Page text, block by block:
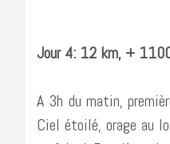
Jour 4: 12 km, +
A 3h du matin,
Ciel étoilé, orage au